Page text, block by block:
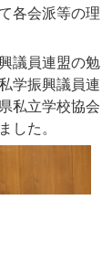
各会派等の理
議員連盟の勉
学振興議員連
私立学校協会
した。